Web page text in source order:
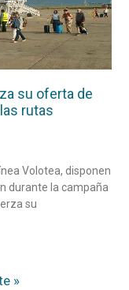
su oferta de
rutas
Volotea, disponen
durante la campaña
su
»